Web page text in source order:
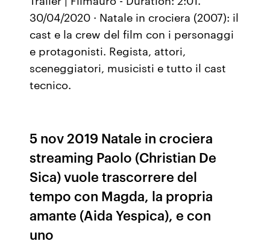
30/04/2020 · Natale in crociera (2007): il
cast e la crew del film con i personaggi
e protagonisti. Regista, attori,
sceneggiatori, musicisti e tutto il cast
tecnico.
5 nov 2019 Natale in crociera
streaming Paolo (Christian De
Sica) vuole trascorrere del
tempo con Magda, la propria
amante (Aida Yespica), e con
uno